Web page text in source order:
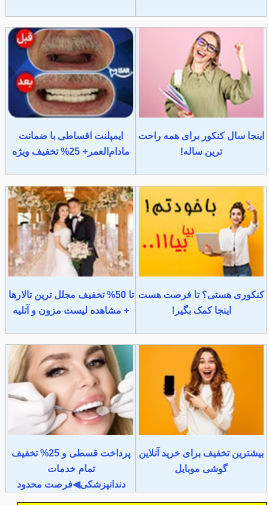
اینجا سال کنکور برای همه راحت
ترین ساله!
ایمپلنت اقساطی با ضمانت
مادام‌العمر+ 25% تخفیف ویژه
کنکوری هستی؟ تا فرصت هست
اینجا کمک بگیر!
تا 50% تخفیف مجلل ترین تالارها
+ مشاهده لیست مزون و آتلیه
بیشترین تخفیف برای خرید آنلاین
گوشی موبایل
پرداخت قسطی و 25% تخفیف
تمام خدمات
دندانپزشکی◀فرصت محدود